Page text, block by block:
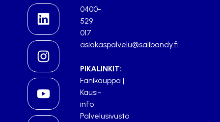
0400-
529
017
asiakaspalvelu@salibandy.fi
PIKALINKIT:
Fanikauppa |
Kausi-
info
Palvelusivusto